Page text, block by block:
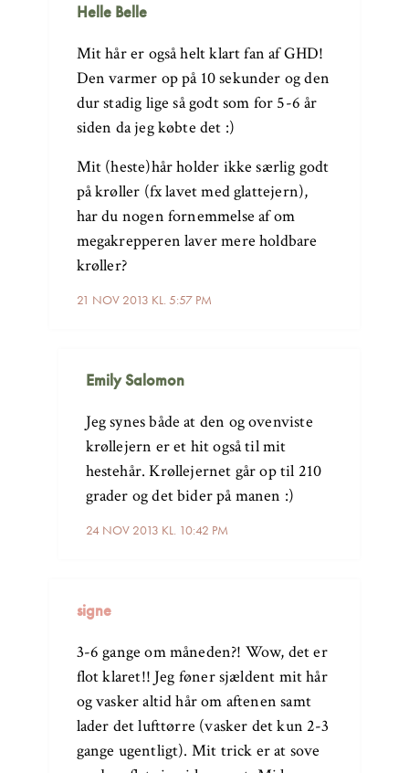
Helle Belle
21 NOV 2013 KL. 5:57 PM
Mit hår er også helt klart fan af GHD!
Den varmer op på 10 sekunder og den
dur stadig lige så godt som for 5-6 år
siden da jeg købte det :)
Mit (heste)hår holder ikke særlig godt
på krøller (fx lavet med glattejern),
har du nogen fornemmelse af om
megakrepperen laver mere holdbare
krøller?
Emily Salomon
24 NOV 2013 KL. 10:42 PM
Jeg synes både at den og ovenviste
krøllejern er et hit også til mit
hestehår. Krøllejernet går op til 210
grader og det bider på manen :)
signe
3-6 gange om måneden?! Wow, det er
flot klaret!! Jeg føner sjældent mit hår
og vasker altid hår om aftenen samt
lader det lufttørre (vasker det kun 2-3
gange ugentligt). Mit trick er at sove